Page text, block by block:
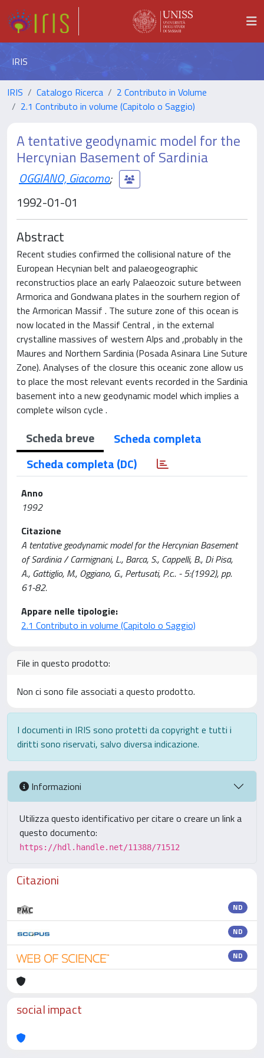
IRIS
IRIS Catalogo Ricerca
2 Contributo in Volume
2.1 Contributo in volume (Capitolo o Saggio)
A tentative geodynamic model for the
Hercynian Basement of Sardinia
OGGIANO, Giacomo;
1992-01-01
Abstract
Recent studies confirmed the collisional nature of the
European Hecynian belt and palaeogeographic
reconstructios place an early Palaeozoic suture between
Armorica and Gondwana plates in the sourhern region of
the Armorican Massif . The suture zone of this ocean is
now located in the Massif Central , in the external
crystalline massives of western Alps and ,probably in the
Maures and Northern Sardinia (Posada Asinara Line Suture
Zone). Analyses of the closure this oceanic zone allow us
to place the most relevant events recorded in the Sardinia
basement into a new geodynamic model which implies a
complete wilson cycle .
Scheda breve
Scheda completa
Scheda completa (DC)
Anno
1992
Citazione
A tentative geodynamic model for the Hercynian Basement
of Sardinia / Carmignani, L., Barca, S., Cappelli, B., Di Pisa,
A., Gattiglio, M., Oggiano, G., Pertusati, P.c.. - 5:(1992), pp.
61-82.
Appare nelle tipologie:
2.1 Contributo in volume (Capitolo o Saggio)
File in questo prodotto:
Non ci sono file associati a questo prodotto.
I documenti in IRIS sono protetti da copyright e tutti i
diritti sono riservati, salvo diversa indicazione.
Informazioni
Utilizza questo identificativo per citare o creare un link a
questo documento:
https://hdl.handle.net/11388/71512
Citazioni
ND
ND
ND
social impact